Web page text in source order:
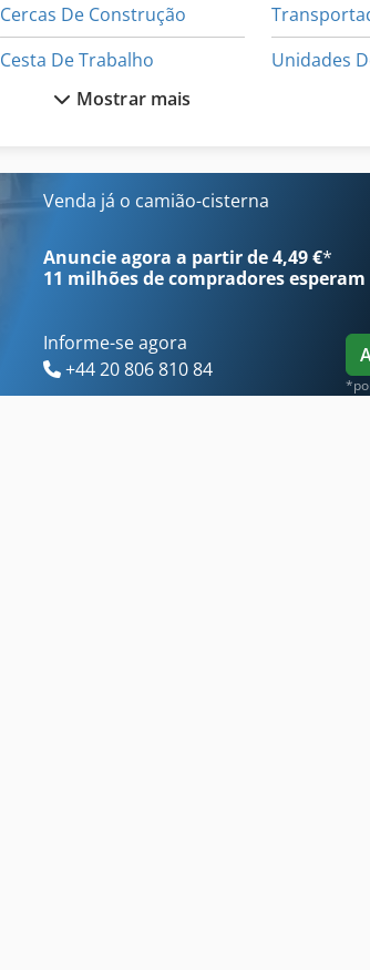
Cercas De Construção
Cesta De Trabalho
Cestas De Transporte
Comércio De Produtos Alimentares
Unidades
Mostrar mais
Venda já o camião-cisterna
Anuncie agora a partir de 4,49 €*
11 milhões de compradoresesperam
Informe-se agora
+44 20 806 810 84